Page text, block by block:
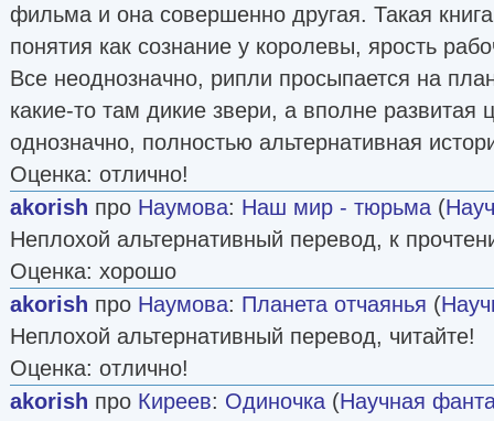
фильма и она совершенно другая. Такая
понятия как сознание у королевы, ярость
Все неоднозначно, рипли просыпается на
какие-то там дикие звери, а вполне развитая
однозначно, полностью альтернативная
Оценка: отлично!
akorish про Наумова: Наш мир - тюрьма (
Неплохой альтернативный перевод, к
Оценка: хорошо
akorish про Наумова: Планета отчаянья (
Неплохой альтернативный перевод, читайте!
Оценка: отлично!
akorish про Киреев: Одиночка (Научная